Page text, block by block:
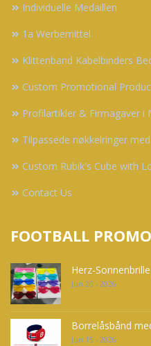
Individuelle Medaillen
1a Werbemittel
Klittenband Kabelbinders
Custom Promotional
Profilartikler & Firmagaver i
Tilpassede nøkkelringer
Custom Rubik's Cube with
Contact Us
FOOTBALL
Herz-
Jun 20 - 2026
Borrelåsbånd
Jun 15 - 2026